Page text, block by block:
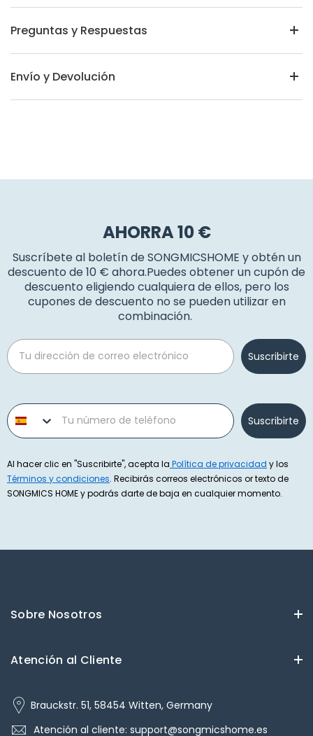
Preguntas y Respuestas
Envío y Devolución
AHORRA 10 €
Suscríbete al boletín de SONGMICSHOME y obtén un
descuento de 10 € ahora.Puedes obtener un cupón de
descuento eligiendo cualquiera de ellos, pero los
cupones de descuento no se pueden utilizar en
combinación.
Email
Suscribirte
Phone number
Suscribirte
Al hacer clic en "Suscribirte", acepta la Política de privacidad y los
Términos y condiciones. Recibirás correos electrónicos or texto de
SONGMICS HOME y podrás darte de baja en cualquier momento.
Sobre Nosotros
Atención al Cliente
Brauckstr. 51, 58454 Witten, Germany
Atención al cliente: support@songmicshome.es